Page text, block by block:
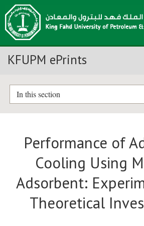
KFUPM ePrints
In this section
Performance of
Cooling Using
Adsorbent:
Theoretical